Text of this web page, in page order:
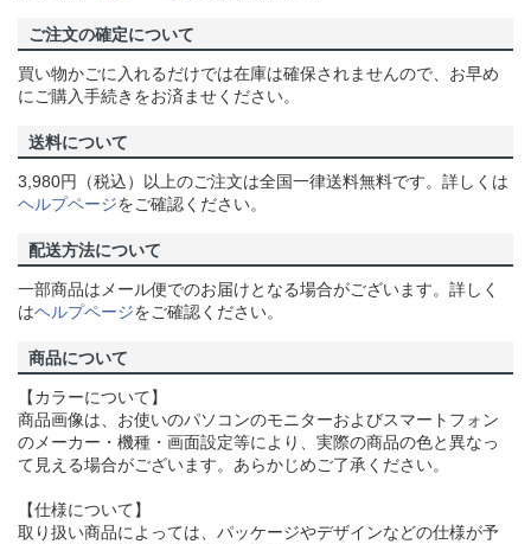
ご注文の確定について
買い物かごに入れるだけでは在庫は確保されませんので、お早め
にご購入手続きをお済ませください。
送料について
3,980円（税込）以上のご注文は全国一律送料無料です。詳しくは
ヘルプページをご確認ください。
配送方法について
一部商品はメール便でのお届けとなる場合がございます。詳しく
はヘルプページをご確認ください。
商品について
【カラーについて】
商品画像は、お使いのパソコンのモニターおよびスマートフォン
のメーカー・機種・画面設定等により、実際の商品の色と異なっ
て見える場合がございます。あらかじめご了承ください。
【仕様について】
取り扱い商品によっては、パッケージやデザインなどの仕様が予